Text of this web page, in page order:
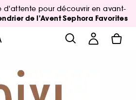
d'attente pour découvrir en avant-
de l'Avent Sephora Favorites